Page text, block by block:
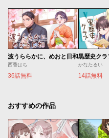
波うららかに、めおと日和
西香はち
36話無料
黒歴史クラ
かなたるい
14話無料
おすすめの作品